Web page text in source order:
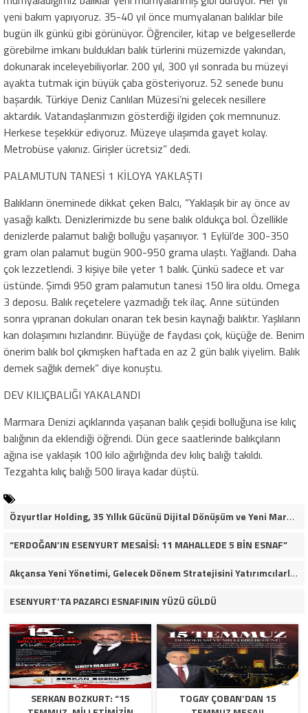
yeni bakım yapıyoruz. 35-40 yıl önce mumyalanan balıklar bile
bugün ilk günkü gibi görünüyor. Öğrenciler, kitap ve belgesellerde
görebilme imkanı buldukları balık türlerini müzemizde yakından,
dokunarak inceleyebiliyorlar. 200 yıl, 300 yıl sonrada bu müzeyi
ayakta tutmak için büyük çaba gösteriyoruz. 52 senede bunu
başardık. Türkiye Deniz Canlıları Müzesi’ni gelecek nesillere
aktardık. Vatandaşlarımızın gösterdiği ilgiden çok memnunuz.
Herkese teşekkür ediyoruz. Müzeye ulaşımda gayet kolay.
Metrobüse yakınız. Girişler ücretsiz” dedi.
PALAMUTUN TANESİ 1 KİLOYA YAKLAŞTI
Balıkların öneminede dikkat çeken Balcı, “Yaklaşık bir ay önce av
yasağı kalktı. Denizlerimizde bu sene balık oldukça bol. Özellikle
denizlerde palamut balığı bolluğu yaşanıyor. 1 Eylül’de 300-350
gram olan palamut bugün 900-950 grama ulaştı. Yağlandı. Daha
çok lezzetlendi. 3 kişiye bile yeter 1 balık. Çünkü sadece et var
üstünde. Şimdi 950 gram palamutun tanesi 150 lira oldu. Omega
3 deposu. Balık reçetelere yazmadığı tek ilaç. Anne sütünden
sonra yıpranan dokuları onaran tek besin kaynağı balıktır. Yaşlıların
kan dolaşımını hızlandırır. Büyüğe de faydası çok, küçüğe de. Benim
önerim balık bol çıkmışken haftada en az 2 gün balık yiyelim. Balık
demek sağlık demek” diye konuştu.
DEV KILIÇBALIĞI YAKALANDI
Marmara Denizi açıklarında yaşanan balık çeşidi bolluğuna ise kılıç
balığının da eklendiği öğrendi. Dün gece saatlerinde balıkçıların
ağına ise yaklaşık 100 kilo ağırlığında dev kılıç balığı takıldı.
Tezgahta kılıç balığı 500 liraya kadar düştü.
Özyurtlar Holding, 35 Yıllık Gücünü Dijital Dönüşüm ve Yeni Marka Stratejisiyle Geleceğe Taşıyor
“ERDOĞAN’IN ESENYURT MESAİSİ: 11 MAHALLEDE 5 BİN ESNAF”
Akçansa Yeni Yönetimi, Gelecek Dönem Stratejisini Yatırımcılarla Paylaştı
ESENYURT’TA PAZARCI ESNAFININ YÜZÜ GÜLDÜ
SERKAN BOZKURT: “15
TOGAY ÇOBAN’DAN 15